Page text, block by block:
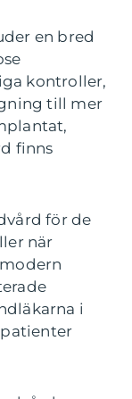
en bred
kontroller,
till mer
finns
för de
när
i